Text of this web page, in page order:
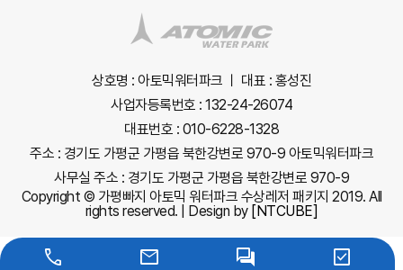
상호명 : 아토믹워터파크 ㅣ 대표 : 홍성진
사업자등록번호 : 132-24-26074
대표번호 : 010-6228-1328
주소 : 경기도 가평군 가평읍 북한강변로 970-9 아토믹워터파크
사무실 주소 : 경기도 가평군 가평읍 북한강변로 970-9
Copyright © 가평빠지 아토믹 워터파크 수상레저 패키지 2019. All
rights reserved. | Design by [NTCUBE]
phone mail forum check_box